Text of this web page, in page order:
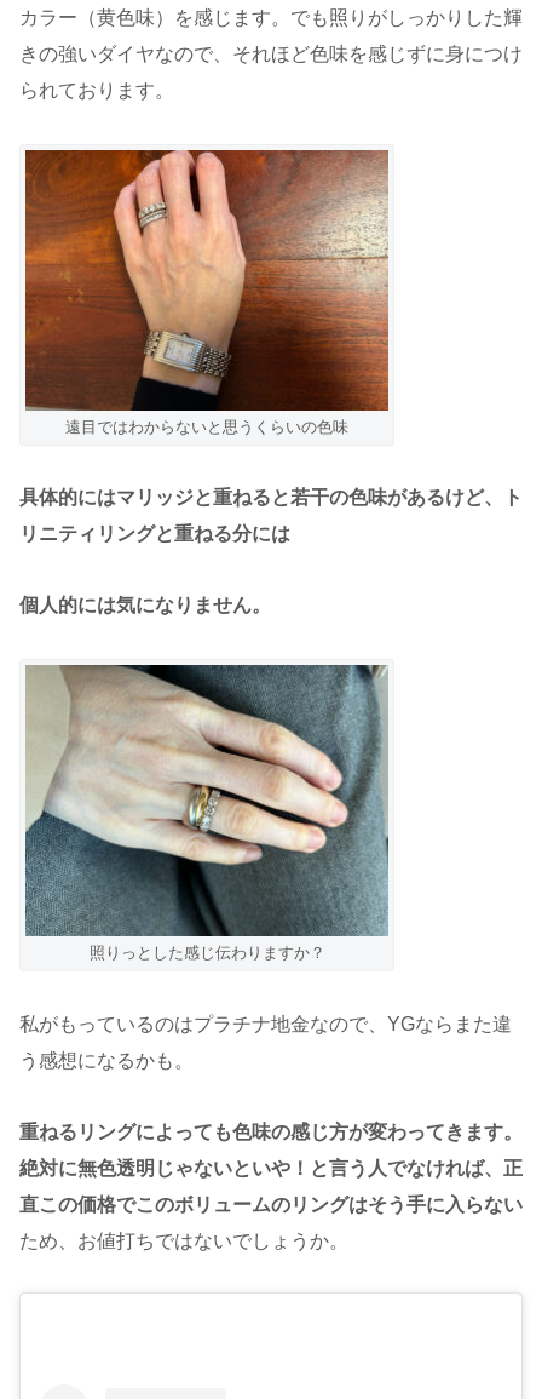
カラー（黄色味）を感じます。でも照りがしっかりした輝
きの強いダイヤなので、それほど色味を感じずに身につけ
られております。
遠目ではわからないと思うくらいの色味
具体的にはマリッジと重ねると若干の色味があるけど、ト
リニティリングと重ねる分には
個人的には気になりません。
照りっとした感じ伝わりますか？
私がもっているのはプラチナ地金なので、YGならまた違
う感想になるかも。
重ねるリングによっても色味の感じ方が変わってきます。
絶対に無色透明じゃないといや！と言う人でなければ、正
直この価格でこのボリュームのリングはそう手に入らない
ため、お値打ちではないでしょうか。